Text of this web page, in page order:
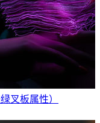
叉板属性）